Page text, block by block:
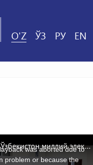
O'Z ЎЗ РУ EN